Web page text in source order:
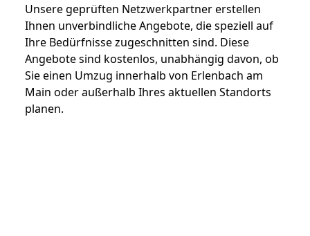
Unsere geprüften Netzwerkpartner erstellen
Ihnen unverbindliche Angebote, die speziell auf
Ihre Bedürfnisse zugeschnitten sind. Diese
Angebote sind kostenlos, unabhängig davon, ob
Sie einen Umzug innerhalb von Erlenbach am
Main oder außerhalb Ihres aktuellen Standorts
planen.